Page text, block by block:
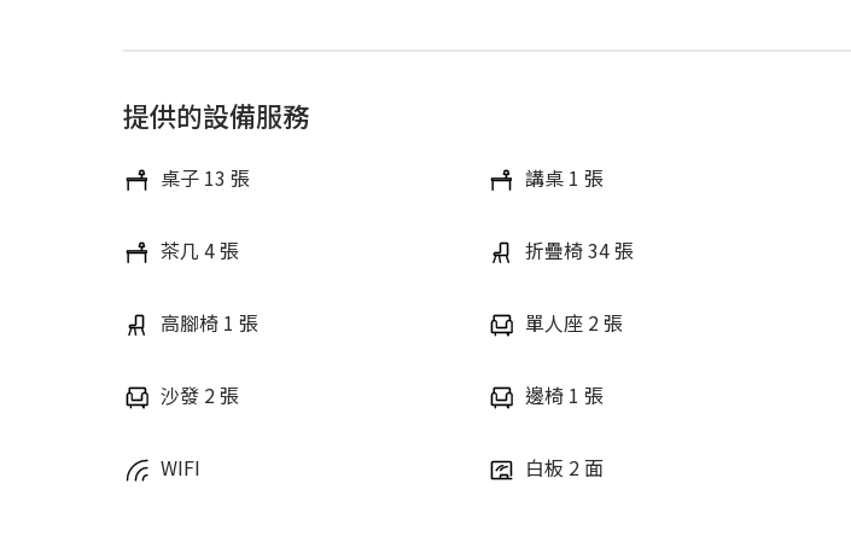
提供的設備服務
桌子 13 張 講桌 1 張
茶几 4 張 折疊椅 34 張
高腳椅 1 張 單人座 2 張
沙發 2 張 邊椅 1 張
WIFI 白板 2 面